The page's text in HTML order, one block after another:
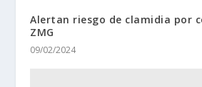
Alertan riesgo de clamidia por
ZMG
09/02/2024